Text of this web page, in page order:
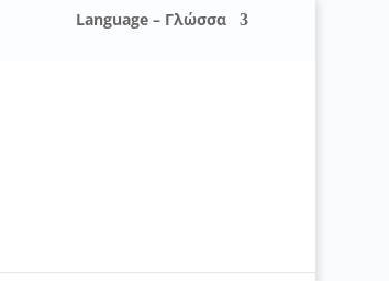
Language – Γλώσσα